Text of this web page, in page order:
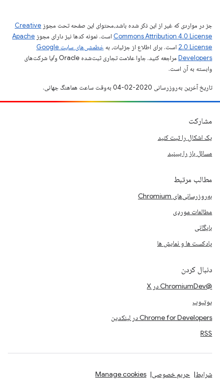
جز در مواردی که غیر از این ذکر شده باشد،‌محتوای این صفحه تحت مجوز Creative
Commons Attribution 4.0 License است. نمونه کدها نیز دارای مجوز Apache
2.0 License است. برای اطلاع از جزئیات، به
خطمشی‌های سایت Google
Developers‏
مراجعه کنید. جاوا علامت تجاری ثبت‌شده Oracle و/یا شرکت‌های
وابسته به آن است.
تاریخ آخرین به‌روزرسانی 2020-02-04 به‌وقت ساعت هماهنگ جهانی.
مشارکت
یک اشکال را ثبت کنید
مسائل باز را ببینید
مطالب مرتبط
به‌روزرسانی‌های Chromium
مطالعات موردی
بایگانی
پادکست ها و نمایش ها
دنبال کردن
@ChromiumDev در X
یوتیوب
Chrome for Developers در لینکدین
RSS
شرایط حریم خصوصی Manage cookies